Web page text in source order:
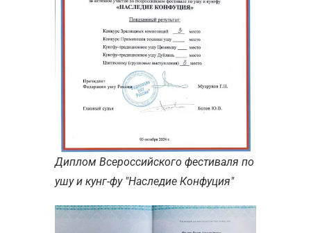
Диплом Всероссийского фестиваля по
ушу и кунг-фу "Наследие Конфуция"